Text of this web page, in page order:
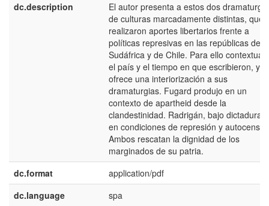
dc.description
El autor presenta a estos dos
de culturas marcadamente distintas, que
realizaron aportes libertarios frente a
políticas represivas en las repúblicas de
Sudáfrica y de Chile. Para ello
el país y el tiempo en que escribieron, y
ofrece una interiorización a sus
dramaturgias. Fugard produjo en un
contexto de apartheid desde la
clandestinidad. Radrigán, bajo dictadura y
en condiciones de represión y
Ambos rescatan la dignidad de los
marginados de su patria.
dc.format
application/pdf
dc.language
spa